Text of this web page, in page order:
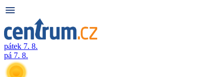
pátek 7. 8.
pá 7. 8.